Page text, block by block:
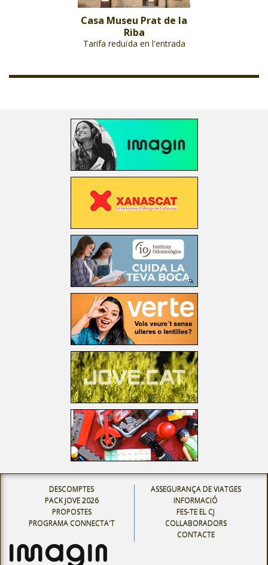
Casa Museu Prat de la
Riba
Tarifa reduïda en l'entrada
DESCOMPTES
PACK JOVE 2026
PROPOSTES
PROGRAMA CONNECTA'T
ASSEGURANÇA DE VIATGES
INFORMACIÓ
FES-TE EL CJ
COL·LABORADORS
CONTACTE